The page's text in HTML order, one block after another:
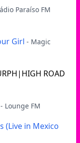
Paraíso FM
Girl - Magic
ROAD
- Lounge FM
(Live in Mexico